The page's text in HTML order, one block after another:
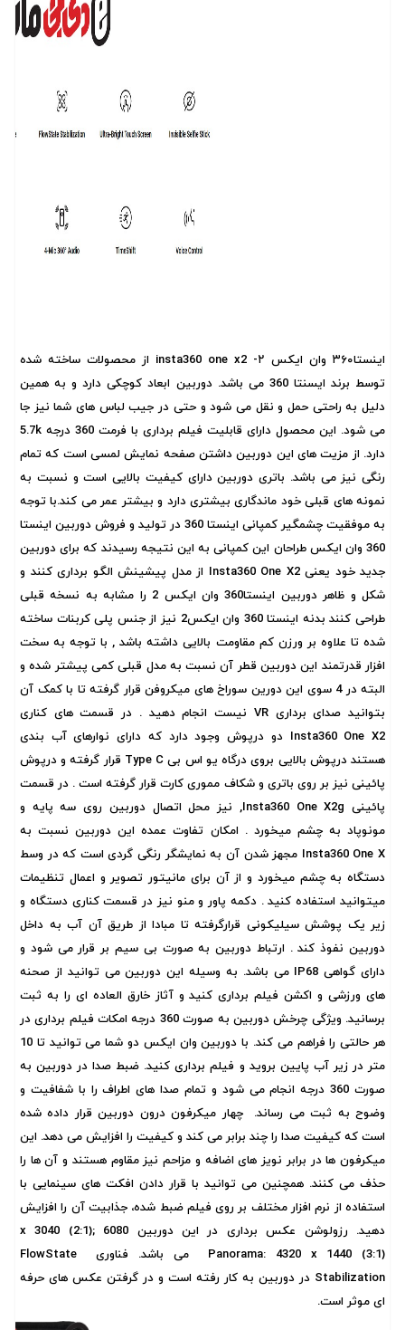
اینستا۳۶۰ وان ایکس ۲- insta360 one x2 از محصولات ساخته شده
توسط برند ایسنتا 360 می باشد. دوربین ابعاد کوچکی دارد و به همین
دلیل به راحتی حمل و نقل می شود و حتی در جیب لباس های شما نیز جا
می شود. این محصول دارای قابلیت فیلم برداری با فرمت 360 درجه 5.7k
دارد. از مزیت های این دوربین داشتن صفحه نمایش لمسی است که تمام
رنگی نیز می باشد. باتری دوربین دارای کیفیت بالایی است و نسبت به
نمونه های قبلی خود ماندگاری بیشتری دارد و بیشتر عمر می کند.با توجه
به موفقیت چشمگیر کمپانی اینستا 360 در تولید و فروش دوربین اینستا
360 وان ایکس طراحان این کمپانی به این نتیجه رسیدند که برای دوربین
جدید خود یعنی Insta360 One X2 از مدل پیشینش الگو برداری کنند و
شکل و ظاهر دوربین اینستا360 وان ایکس 2 را مشابه به نسخه قبلی
طراحی کنند بدنه اینستا 360 وان ایکس2 نیز از جنس پلی کربنات ساخته
شده تا علاوه بر ورزن کم مقاومت بالایی داشته باشد , با توجه به سخت
افزار قدرتمند این دوربین قطر آن نسبت به مدل قبلی کمی پیشتر شده و
البته در 4 سوی این دورین سوراخ های میکروفن قرار گرفته تا با کمک آن
بتوانید صدای برداری VR نیست انجام دهید . در قسمت های کناری
Insta360 One X2 دو درپوش وجود دارد که دارای نوارهای آب بندی
هستند درپوش بالایی بروی درگاه یو اس بی Type C قرار گرفته و درپوش
پائینی نیز بر روی باتری و شکاف مموری کارت قرار گرفته است . در قسمت
پائینی Insta360 One X2g, نیز محل اتصال دوربین روی سه پایه و
مونوپاد به چشم میخورد . امکان تفاوت عمده این دوربین نسبت به
Insta360 One X مجهز شدن آن به نمایشگر رنگی گردی است که در وسط
دستگاه به چشم میخورد و از آن برای مانیتور تصویر و اعمال تنظیمات
میتوانید استفاده کنید . دکمه پاور و منو نیز در قسمت کناری دستگاه و
زیر یک پوشش سیلیکونی قرارگرفته تا مبادا از طریق آن آب به داخل
دوربین نفوذ کند . ارتباط دوربین به صورت بی سیم بر قرار می شود و
دارای گواهی IP68 می باشد. به وسیله این دوربین می توانید از صحنه
های ورزشی و اکشن فیلم برداری کنید و آثاز خارق العاده ای را به ثبت
برسانید. ویژگی چرخش دوربین به صورت 360 درجه امکات فیلم برداری در
هر حالتی را فراهم می کند. با دوربین وان ایکس دو شما می توانید تا 10
متر در زیر آب پایین بروید و فیلم برداری کنید. ضبط صدا در دوربین به
صورت 360 درجه انجام می شود و تمام صدا های اطراف را با شفافیت و
وضوح به ثبت می رساند. چهار میکرفون درون دوربین قرار داده شده
است که کیفیت صدا را چند برابر می کند و کیفیت را افزایش می دهد. این
میکرفون ها در برابر نویز های اضافه و مزاحم نیز مقاوم هستند و آن ها را
حذف می کنند. همچنین می توانید با قرار دادن افکت های سینمایی با
استفاده از نرم افزار مختلف بر روی فیلم ضبط شده، جذابیت آن را افزایش
دهید. رزولوشن عکس برداری در این دوربین 6080 x 3040 (2:1);
Panorama: 4320 x 1440 (3:1) می باشد. فناوری FlowState
Stabilization در دوربین به کار رفته است و در گرفتن عکس های حرفه
ای موثر است.